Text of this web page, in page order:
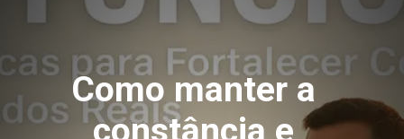
Como manter a